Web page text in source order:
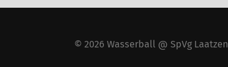
© 2026 Wasserball @ SpVg Laatzen